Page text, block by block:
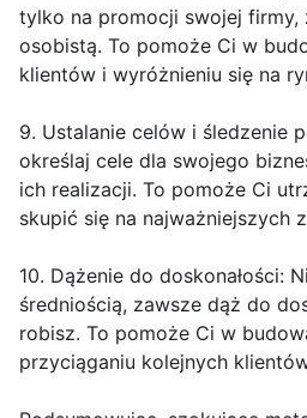
tylko na promocji swojej firmy,
osobistą. To pomoże Ci w
klientów i wyróżnieniu się na
9. Ustalanie celów i śledzenie
określaj cele dla swojego
ich realizacji. To pomoże Ci
skupić się na najważniejszych
10. Dążenie do doskonałości:
średniością, zawsze dąż do
robisz. To pomoże Ci w
przyciąganiu kolejnych